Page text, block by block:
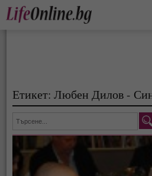
Етикет: Любен Дилов -